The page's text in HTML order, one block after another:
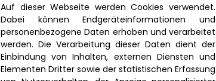
Nachname *
Auf dieser Webseite werden Cookies verwendet.
Dabei können Endgeräteinformationen und
personenbezogene Daten erhoben und verarbeitet
werden. Die Verarbeitung dieser Daten dient der
Einbindung von Inhalten, externen Diensten und
Elementen Dritter sowie der statistischen Erfassung